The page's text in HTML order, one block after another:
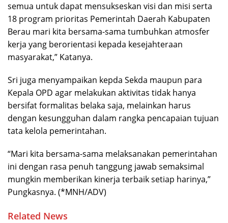
semua untuk dapat mensukseskan visi dan misi serta
18 program prioritas Pemerintah Daerah Kabupaten
Berau mari kita bersama-sama tumbuhkan atmosfer
kerja yang berorientasi kepada kesejahteraan
masyarakat,” Katanya.
Sri juga menyampaikan kepda Sekda maupun para
Kepala OPD agar melakukan aktivitas tidak hanya
bersifat formalitas belaka saja, melainkan harus
dengan kesungguhan dalam rangka pencapaian tujuan
tata kelola pemerintahan.
“Mari kita bersama-sama melaksanakan pemerintahan
ini dengan rasa penuh tanggung jawab semaksimal
mungkin memberikan kinerja terbaik setiap harinya,”
Pungkasnya. (*MNH/ADV)
Related News